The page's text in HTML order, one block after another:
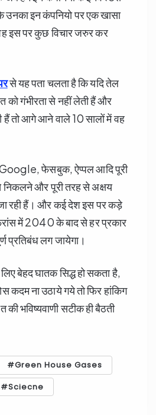
उनका इन कंपनियो पर एक खासा
इस पर कुछ विचार जरुर कर
से यह पता चलता है कि यदि तेल
को गंभीरता से नहीं लेती हैं और
हैं तो आगे आने वाले 10 सालों में वह
फेसबुक, ऐप्पल आदि पूरी
निकलने और पूरी तरह से अक्षय
रही हैं। और कई देश इस पर कड़े
में 2040 के बाद से हर प्रकार
प्रतिबंध लग जायेगा।
बेहद घातक सिद्ध हो सकता है,
कदम ना उठाये गये तो फिर हांकिग
की भविष्यवाणी सटीक ही बैठती
Green House Gases
Sciecne